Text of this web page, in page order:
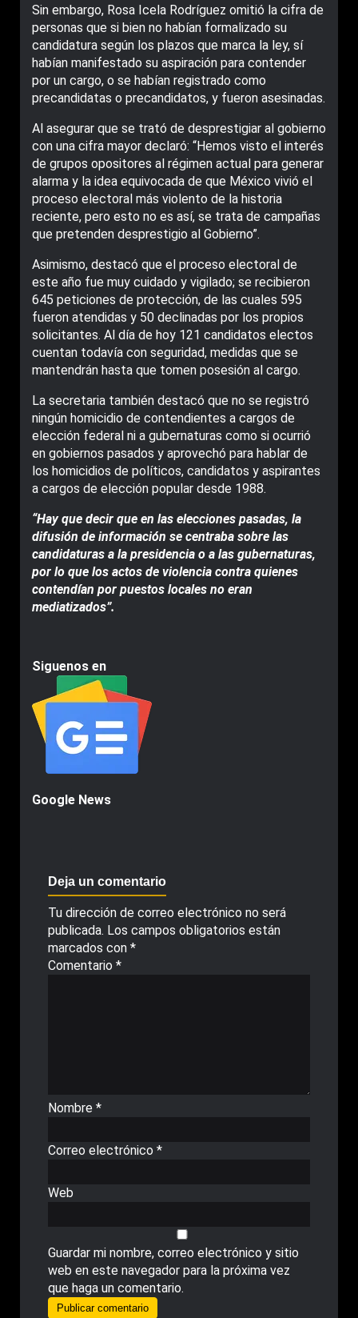
Sin embargo, Rosa Icela Rodríguez omitió la cifra de
personas que si bien no habían formalizado su
candidatura según los plazos que marca la ley, sí
habían manifestado su aspiración para contender
por un cargo, o se habían registrado como
precandidatas o precandidatos, y fueron asesinadas.
Al asegurar que se trató de desprestigiar al gobierno
con una cifra mayor declaró: “Hemos visto el interés
de grupos opositores al régimen actual para generar
alarma y la idea equivocada de que México vivió el
proceso electoral más violento de la historia
reciente, pero esto no es así, se trata de campañas
que pretenden desprestigio al Gobierno”.
Asimismo, destacó que el proceso electoral de
este año fue muy cuidado y vigilado; se recibieron
645 peticiones de protección, de las cuales 595
fueron atendidas y 50 declinadas por los propios
solicitantes. Al día de hoy 121 candidatos electos
cuentan todavía con seguridad, medidas que se
mantendrán hasta que tomen posesión al cargo.
La secretaria también destacó que no se registró
ningún homicidio de contendientes a cargos de
elección federal ni a gubernaturas como si ocurrió
en gobiernos pasados y aprovechó para hablar de
los homicidios de políticos, candidatos y aspirantes
a cargos de elección popular desde 1988.
“Hay que decir que en las elecciones pasadas, la
difusión de información se centraba sobre las
candidaturas a la presidencia o a las gubernaturas,
por lo que los actos de violencia contra quienes
contendían por puestos locales no eran
mediatizados”.
Siguenos en
Google News
Deja un comentario
Tu dirección de correo electrónico no será
publicada. Los campos obligatorios están
marcados con *
Comentario *
Nombre *
Correo electrónico *
Web
Guardar mi nombre, correo electrónico y sitio
web en este navegador para la próxima vez
que haga un comentario.